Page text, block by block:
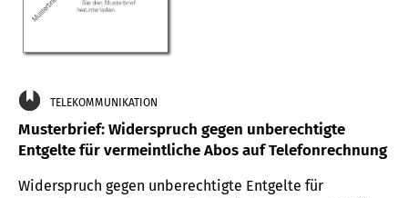
TELEKOMMUNIKATION
Musterbrief: Widerspruch gegen unberechtigte
Entgelte für vermeintliche Abos auf Telefonrechnung
Widerspruch gegen unberechtigte Entgelte für